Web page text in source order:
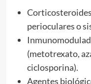
perioculares o
(metotrexato,
ciclosporina).
Agentes